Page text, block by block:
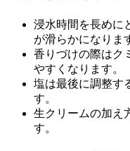
浸水時間を長めに
が滑らかになりま
香りづけの際はク
やすくなります。
塩は最後に調整す
す。
生クリームの加え
す。